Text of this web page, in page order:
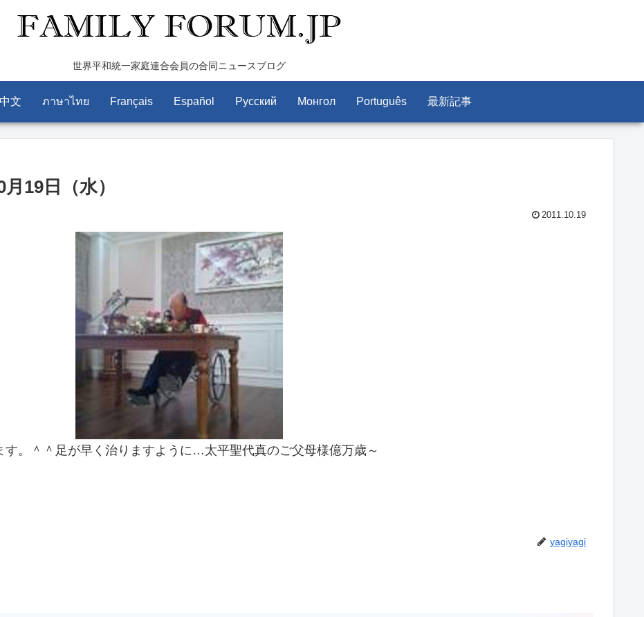
世界平和統一家庭連合会員の合同ニュースブログ
中文 ภาษาไทย Français Español Pусский Монгол Português 最新記事
19日（水）
2011.10.19
。＾＾足が早く治りますように…太平聖代真のご父母様億万歳～
yagiyagi